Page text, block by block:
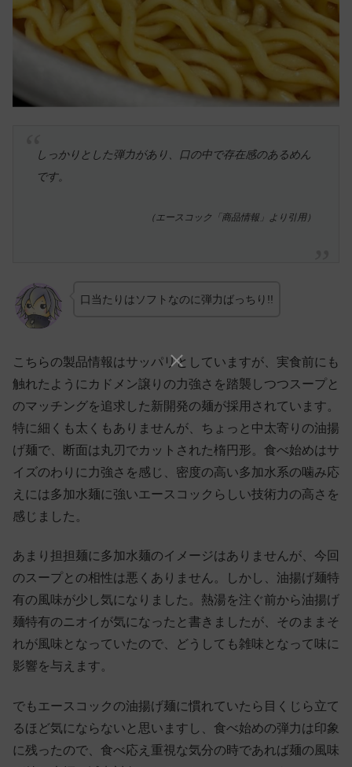
しっかりとした弾力があり、口の中で存在感のあるめん
です。
（エースコック「商品情報」より引用）
口当たりはソフトなのに弾力ばっちり!!
こちらの製品情報はサッパリとしていますが、実食前にも
触れたようにカドメン譲りの力強さを踏襲しつつスープと
のマッチングを追求した新開発の麺が採用されています。
特に細くも太くもありませんが、ちょっと中太寄りの油揚
げ麺で、断面は丸刃でカットされた楕円形。食べ始めはサ
イズのわりに力強さを感じ、密度の高い多加水系の噛み応
えには多加水麺に強いエースコックらしい技術力の高さを
感じました。
あまり担担麺に多加水麺のイメージはありませんが、今回
のスープとの相性は悪くありません。しかし、油揚げ麺特
有の風味が少し気になりました。熱湯を注ぐ前から油揚げ
麺特有のニオイが気になったと書きましたが、そのままそ
れが風味となっていたので、どうしても雑味となって味に
影響を与えます。
でもエースコックの油揚げ麺に慣れていたら目くじら立て
るほど気にならないと思いますし、食べ始めの弾力は印象
に残ったので、食べ応え重視な気分の時であれば麺の風味